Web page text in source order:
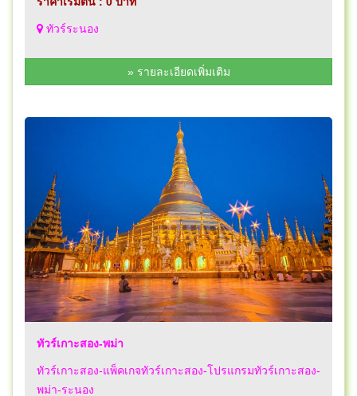
ทัวร์ระนอง
» รายละเอียดเพิ่มเติม
ทัวร์เกาะสอง-พม่า
ทัวร์เกาะสอง-แพ็คเกจทัวร์เกาะสอง-โปรแกรมทัวร์เกาะสอง-
พม่า-ระนอง